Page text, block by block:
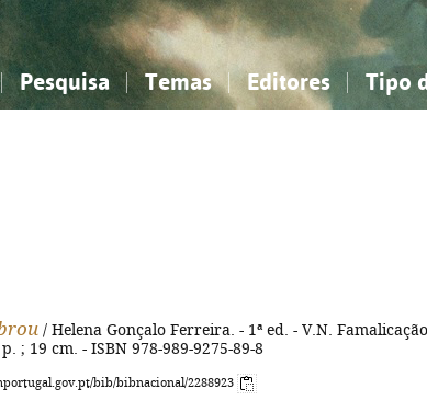
Pesquisa Temas Editores Tipo
/ Helena Gonçalo Ferreira. - 1ª ed. - V.N.
; 19 cm. - ISBN 978-989-9275-89-8
bib/bibnacional/2288923